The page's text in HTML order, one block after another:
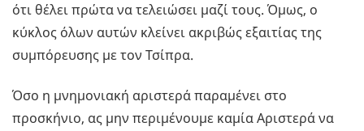
ότι θέλει πρώτα να τελειώσει μαζί τους. Όμως, ο
κύκλος όλων αυτών κλείνει ακριβώς εξαιτίας της
συμπόρευσης με τον Τσίπρα.
Όσο η μνημονιακή αριστερά παραμένει στο
προσκήνιο, ας μην περιμένουμε καμία Αριστερά να